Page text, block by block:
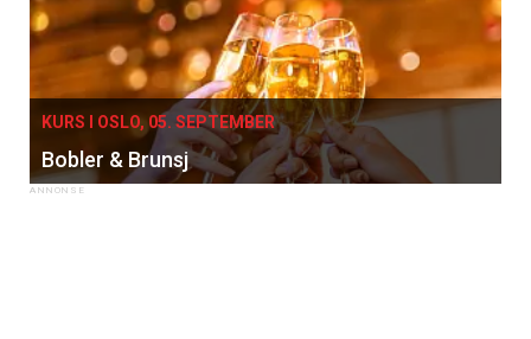
KURS I OSLO, 05. SEPTEMBER
Bobler & Brunsj